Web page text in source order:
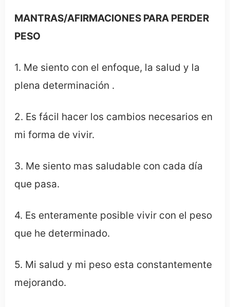
MANTRAS/AFIRMACIONES PARA PERDER
PESO
1. Me siento con el enfoque, la salud y la
plena determinación .
2. Es fácil hacer los cambios necesarios en
mi forma de vivir.
3. Me siento mas saludable con cada día
que pasa.
4. Es enteramente posible vivir con el peso
que he determinado.
5. Mi salud y mi peso esta constantemente
mejorando.